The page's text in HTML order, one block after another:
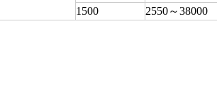
1500
2550～38000